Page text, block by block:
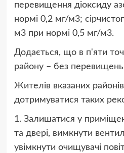
перевищення діоксиду
нормі 0,2 мг/м3;
м3 при нормі 0,5 мг/м3.
Додається, що в п'яти
району – без
Жителів вказаних
дотримуватися таких
1. Залишатися у
та двері, вимкнути
увімкнути очищувачі